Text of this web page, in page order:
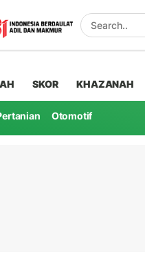
SKOR KHAZANAH
Otomotif